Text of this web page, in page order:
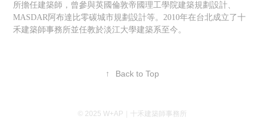
所擔任建築師，曾參與英國倫敦帝國理工學院建築規劃設計、
MASDAR阿布達比零碳城市規劃設計等。2010年在台北成立了十
禾建築師事務所並任教於淡江大學建築系至今。
↑ Back to Top
© 2025 W+AP｜十禾建築師事務所